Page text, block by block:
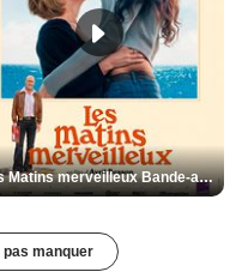
Les Matins merveilleux Bande-annonce VF
pas manquer